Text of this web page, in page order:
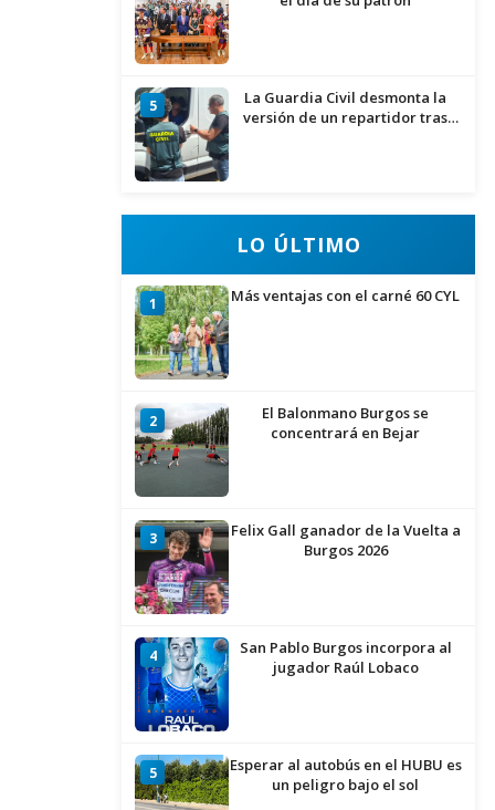
5
La Guardia Civil desmonta la
versión de un repartidor tras
LO ÚLTIMO
1 Más ventajas con el carné 60 CYL
2
El Balonmano Burgos se
concentrará en Bejar
3
Felix Gall ganador de la Vuelta a
Burgos 2026
4
San Pablo Burgos incorpora al
jugador Raúl Lobaco
5
Esperar al autobús en el HUBU es
un peligro bajo el sol